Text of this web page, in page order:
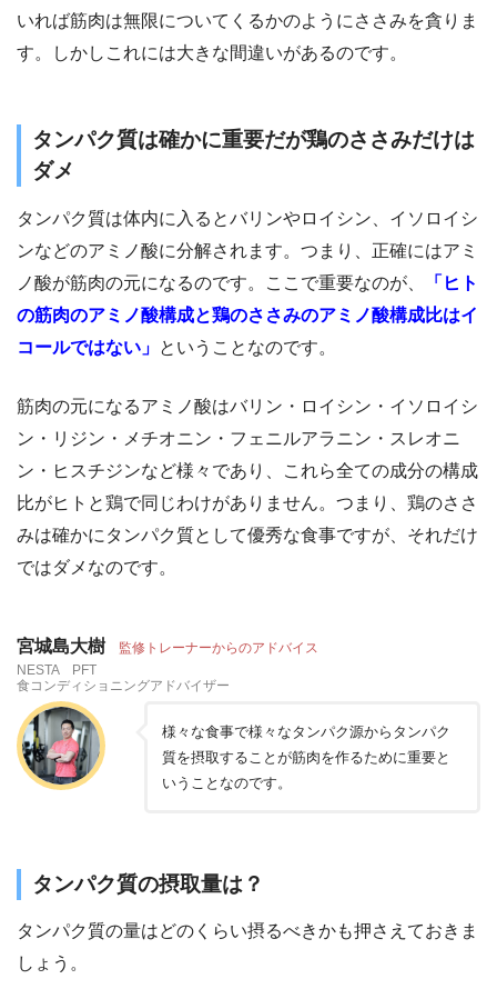
いれば筋肉は無限についてくるかのようにささみを貪りま
す。しかしこれには大きな間違いがあるのです。
タンパク質は確かに重要だが鶏のささみだけは
ダメ
タンパク質は体内に入るとバリンやロイシン、イソロイシ
ンなどのアミノ酸に分解されます。つまり、正確にはアミ
ノ酸が筋肉の元になるのです。ここで重要なのが、
「ヒト
の筋肉のアミノ酸構成と鶏のささみのアミノ酸構成比はイ
コールではない」 ということなのです。
筋肉の元になるアミノ酸はバリン・ロイシン・イソロイシ
ン・リジン・メチオニン・フェニルアラニン・スレオニ
ン・ヒスチジンなど様々であり、これら全ての成分の構成
比がヒトと鶏で同じわけがありません。つまり、鶏のささ
みは確かにタンパク質として優秀な食事ですが、それだけ
ではダメなのです。
宮城島大樹 監修トレーナーからのアドバイス
NESTA PFT
食コンディショニングアドバイザー
様々な食事で様々なタンパク源からタンパク
質を摂取することが筋肉を作るために重要と
いうことなのです。
タンパク質の摂取量は？
タンパク質の量はどのくらい摂るべきかも押さえておきま
しょう。